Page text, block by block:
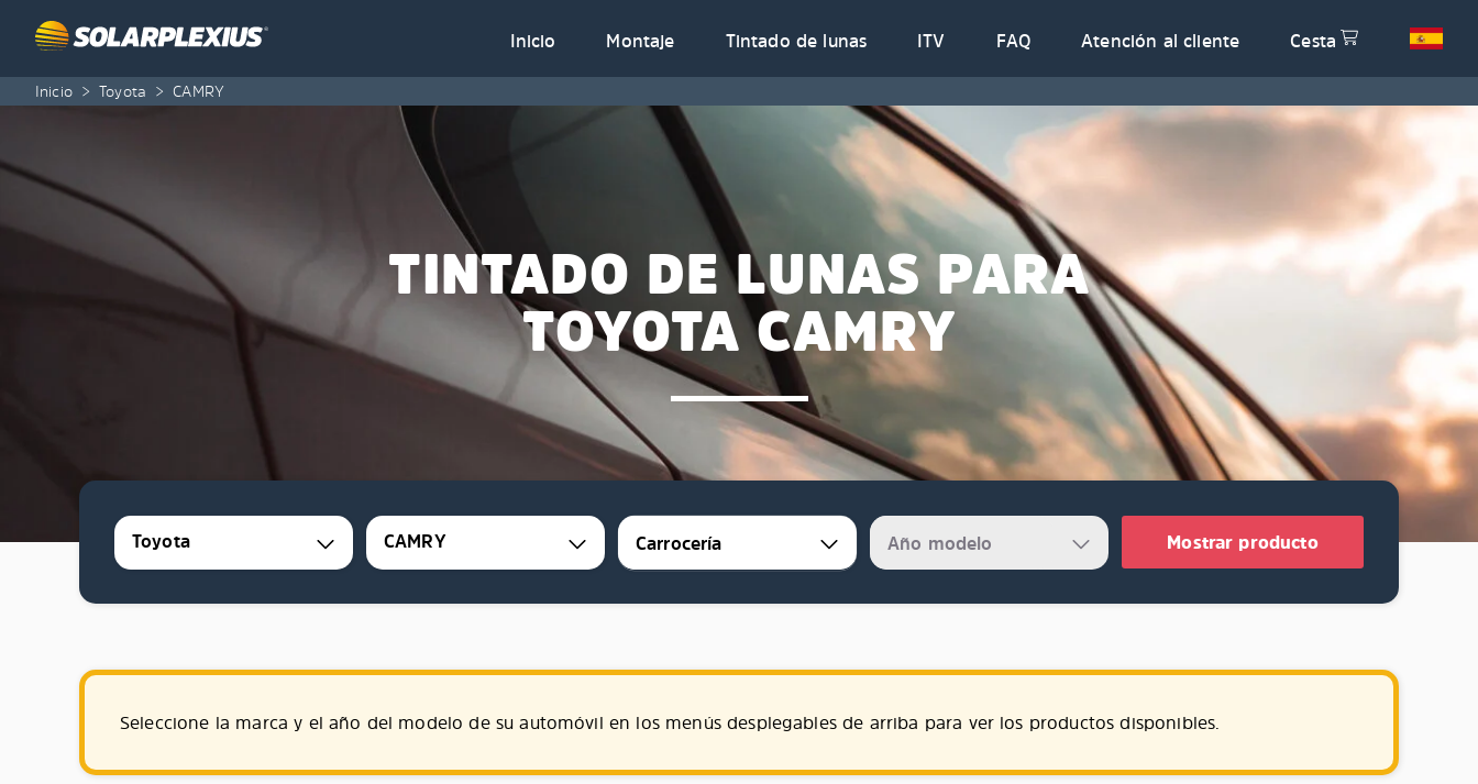
Inicio
Montaje Tintado de lunas ITV FAQ Atención al cliente Cesta
Inicio > Toyota > CAMRY
TINTADO DE LUNAS PARA
TOYOTA CAMRY
Toyota CAMRY Mostrar producto
Seleccione la marca y el año del modelo de su automóvil en los menús desplegables de arriba para ver los productos disponibles.